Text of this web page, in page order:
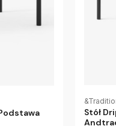
Stół